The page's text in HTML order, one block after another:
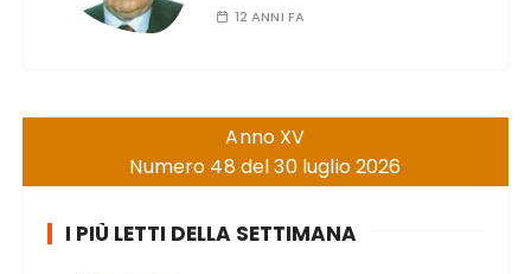
12 ANNI FA
Anno XV
Numero 48 del 30 luglio 2026
I PIÙ LETTI DELLA SETTIMANA